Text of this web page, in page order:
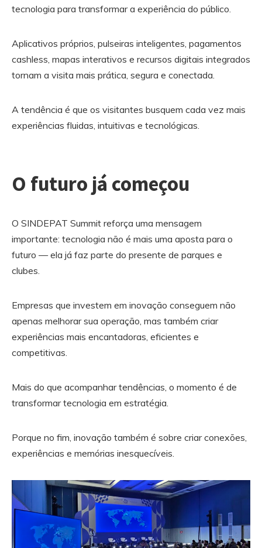
tecnologia para transformar a experiência do público.
Aplicativos próprios, pulseiras inteligentes, pagamentos
cashless, mapas interativos e recursos digitais integrados
tornam a visita mais prática, segura e conectada.
A tendência é que os visitantes busquem cada vez mais
experiências fluidas, intuitivas e tecnológicas.
O futuro já começou
O SINDEPAT Summit reforça uma mensagem
importante: tecnologia não é mais uma aposta para o
futuro — ela já faz parte do presente de parques e
clubes.
Empresas que investem em inovação conseguem não
apenas melhorar sua operação, mas também criar
experiências mais encantadoras, eficientes e
competitivas.
Mais do que acompanhar tendências, o momento é de
transformar tecnologia em estratégia.
Porque no fim, inovação também é sobre criar conexões,
experiências e memórias inesquecíveis.